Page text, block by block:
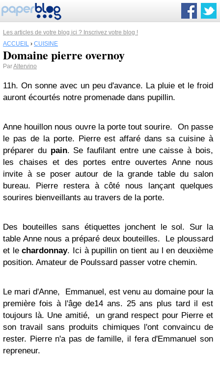
Les articles de votre blog ici ? Inscrivez votre blog !
ACCUEIL › CUISINE
Domaine pierre overnoy
ParAltervino
11h. On sonne avec un peu d'avance. La pluie et le froid
auront écourtés notre promenade dans pupillin.
Anne houillon nous ouvre la porte tout sourire. On passe
le pas de la porte. Pierre est affaré dans sa cuisine à
préparer du pain. Se faufilant entre une caisse à bois,
les chaises et des portes entre ouvertes Anne nous
invite à se poser autour de la grande table du salon
bureau. Pierre restera à côté nous lançant quelques
sourires bienveillants au travers de la porte.
Des bouteilles sans étiquettes jonchent le sol. Sur la
table Anne nous a préparé deux bouteilles. Le ploussard
et lechardonnay. Ici à pupillin on tient au l en deuxième
position. Amateur de Poulssard passer votre chemin.
Le mari d'Anne, Emmanuel, est venu au domaine pour la
première fois à l'âge de14 ans. 25 ans plus tard il est
toujours là. Une amitié, un grand respect pour Pierre et
son travail sans produits chimiques l'ont convaincu de
rester. Pierre n'a pas de famille, il fera d'Emmanuel son
repreneur.